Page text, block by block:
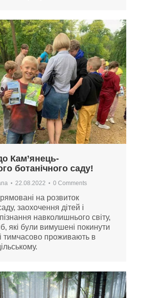
Кам’янець-
ботанічного саду!
22.08.2022 0 Comments
на розвиток
заохочення дітей і
навколишнього світу,
які були вимушені покинути
тимчасово проживають в